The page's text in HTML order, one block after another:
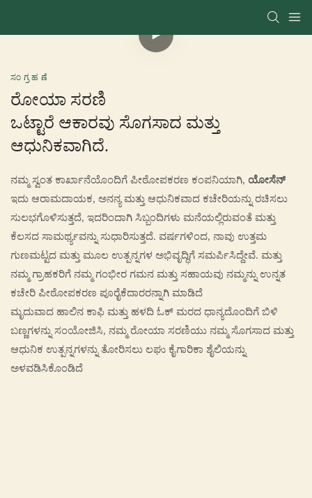
ಸಂಗ್ರಹಣೆ
ರೋಯಾ ಸರಣಿ
ಒಟ್ಟಾರೆ ಆಕಾರವು ಸೊಗಸಾದ ಮತ್ತು
ಆಧುನಿಕವಾಗಿದೆ.
ನಮ್ಮ ಸ್ವಂತ ಕಾರ್ಖಾನೆಯೊಂದಿಗೆ ಪೀಠೋಪಕರಣ ಕಂಪನಿಯಾಗಿ, ಯೋಸೆನ್
ಇದು ಆರಾಮದಾಯಕ, ಅನನ್ಯ ಮತ್ತು ಆಧುನಿಕವಾದ ಕಚೇರಿಯನ್ನು ರಚಿಸಲು
ಸುಲಭಗೊಳಿಸುತ್ತದೆ, ಇದರಿಂದಾಗಿ ಸಿಬ್ಬಂದಿಗಳು ಮನೆಯಲ್ಲಿರುವಂತೆ ಮತ್ತು
ಕೆಲಸದ ಸಾಮರ್ಥ್ಯವನ್ನು ಸುಧಾರಿಸುತ್ತದೆ. ವರ್ಷಗಳಿಂದ, ನಾವು ಉತ್ತಮ
ಗುಣಮಟ್ಟದ ಮತ್ತು ಮೂಲ ಉತ್ಪನ್ನಗಳ ಅಭಿವೃದ್ಧಿಗೆ ಸಮರ್ಪಿಸಿದ್ದೇವೆ. ಮತ್ತು
ನಮ್ಮ ಗ್ರಾಹಕರಿಗೆ ನಮ್ಮ ಗಂಭೀರ ಗಮನ ಮತ್ತು ಸಹಾಯವು ನಮ್ಮನ್ನು ಉನ್ನತ
ಕಚೇರಿ ಪೀಠೋಪಕರಣ ಪೂರೈಕೆದಾರರನ್ನಾಗಿ ಮಾಡಿದೆ
ಮೃದುವಾದ ಹಾಲಿನ ಕಾಫಿ ಮತ್ತು ಹಳದಿ ಓಕ್ ಮರದ ಧಾನ್ಯದೊಂದಿಗೆ ಬಿಳಿ
ಬಣ್ಣಗಳನ್ನು ಸಂಯೋಜಿಸಿ, ನಮ್ಮ ರೋಯಾ ಸರಣಿಯು ನಮ್ಮ ಸೊಗಸಾದ ಮತ್ತು
ಆಧುನಿಕ ಉತ್ಪನ್ನಗಳನ್ನು ತೋರಿಸಲು ಲಘು ಕೈಗಾರಿಕಾ ಶೈಲಿಯನ್ನು
ಅಳವಡಿಸಿಕೊಂಡಿದೆ